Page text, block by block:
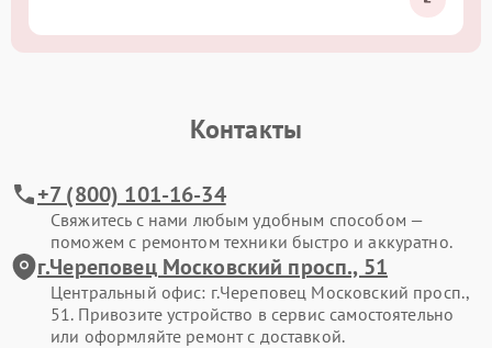
Контакты
+7 (800) 101-16-34
Свяжитесь с нами любым удобным способом —
поможем с ремонтом техники быстро и аккуратно.
г.Череповец Московский просп., 51
Центральный офис: г.Череповец Московский просп.,
51. Привозите устройство в сервис самостоятельно
или оформляйте ремонт с доставкой.